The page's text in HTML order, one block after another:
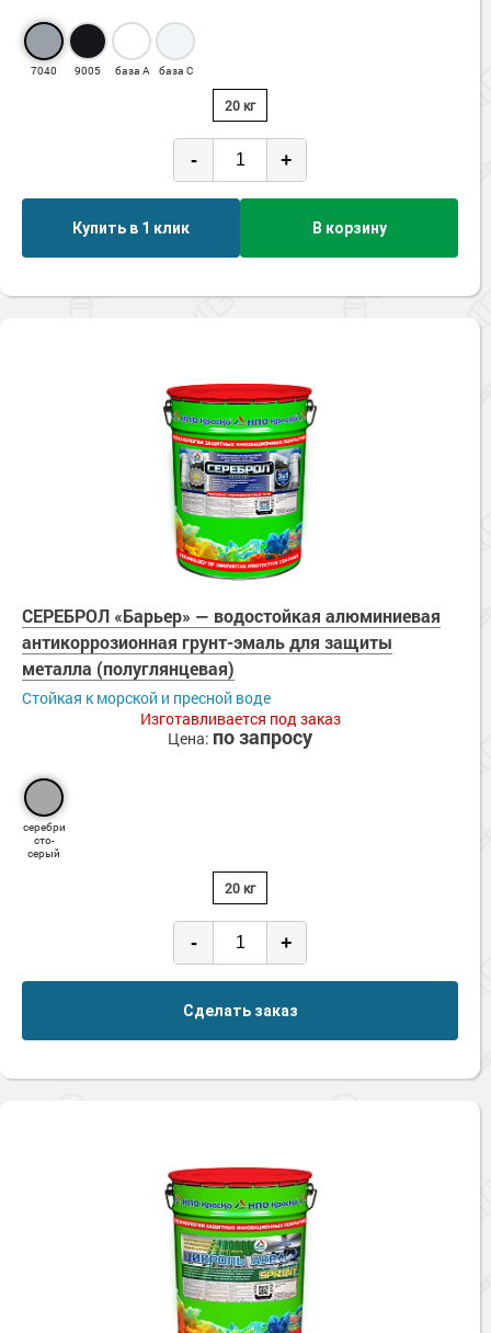
7040 9005 база А база С
20 кг
- +
Купить в 1 клик В корзину
СЕРЕБРОЛ «Барьер» — водостойкая алюминиевая
антикоррозионная грунт-эмаль для защиты
металла (полуглянцевая)
Стойкая к морской и пресной воде
Изготавливается под заказ
Цена: по запросу
серебри
сто-
серый
20 кг
- +
Сделать заказ